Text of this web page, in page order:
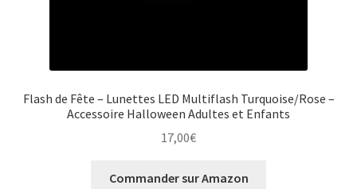
Flash de Fête – Lunettes LED Multiflash Turquoise/Rose –
Accessoire Halloween Adultes et Enfants
17,00€
Commander sur Amazon